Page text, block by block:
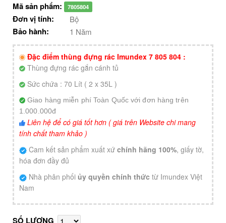
Mã sản phẩm:
7805804
Đơn vị tính: Bộ
Bảo hành: 1 Năm
Đặc điểm thùng đựng rác Imundex 7 805 804 :
Thùng đựng rác gắn cánh tủ
Sức chứa : 70 Lít ( 2 x 35L )
Giao hàng miễn phí Toàn Quốc với đơn hàng trên
1.000.000đ
Liên hệ để có giá tốt hơn ( giá trên Website chi mang
tính chất tham khảo )
Cam kết sản phẩm xuất xứ chính hãng 100%, giấy tờ,
hóa đơn đầy đủ
Nhà phân phối ủy quyền chính thức từ Imundex Việt
Nam
SỐ LƯỢNG